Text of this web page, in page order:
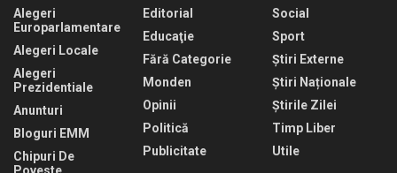
Alegeri
Europarlamentare
Alegeri Locale
Alegeri
Prezidentiale
Anunturi
Bloguri EMM
Chipuri De
Poveste
Editorial
Educaţie
Fără Categorie
Monden
Opinii
Politică
Publicitate
Social
Sport
Știri Externe
Știri Naționale
Știrile Zilei
Timp Liber
Utile